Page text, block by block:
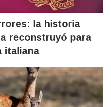
la historia
reconstruyó para
italiana